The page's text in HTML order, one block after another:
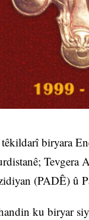
biryara
Tevgera
(PADÊ) û
ku biryar